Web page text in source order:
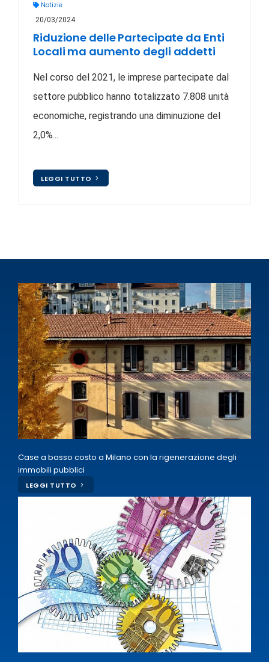
Notizie
20/03/2024
Riduzione delle Partecipate da Enti
Locali ma aumento degli addetti
Nel corso del 2021, le imprese partecipate dal
settore pubblico hanno totalizzato 7.808 unità
economiche, registrando una diminuzione del
2,0%...
LEGGI TUTTO
Case a basso costo a Milano con la rigenerazione degli
immobili pubblici
LEGGI TUTTO